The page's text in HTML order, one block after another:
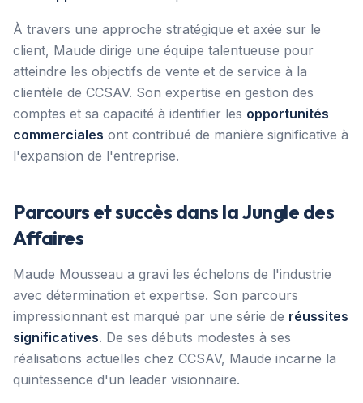
À travers une approche stratégique et axée sur le
client, Maude dirige une équipe talentueuse pour
atteindre les objectifs de vente et de service à la
clientèle de CCSAV. Son expertise en gestion des
comptes et sa capacité à identifier les opportunités
commerciales ont contribué de manière significative à
l'expansion de l'entreprise.
Parcours et succès dans la Jungle des
Affaires
Maude Mousseau a gravi les échelons de l'industrie
avec détermination et expertise. Son parcours
impressionnant est marqué par une série de réussites
significatives. De ses débuts modestes à ses
réalisations actuelles chez CCSAV, Maude incarne la
quintessence d'un leader visionnaire.